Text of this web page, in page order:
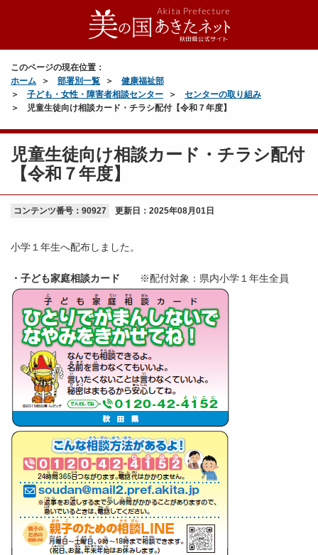
このページの現在位置：
ホーム
部署別一覧
健康福祉部
子ども・女性・障害者相談センター
センターの取り組み
児童生徒向け相談カード・チラシ配付【令和７年度】
児童生徒向け相談カード・チラシ配付
【令和７年度】
コンテンツ番号：90927 更新日： 2025年08月01日
小学１年生へ配布しました。
・子ども家庭相談カード ※配付対象：県内小学１年生全員